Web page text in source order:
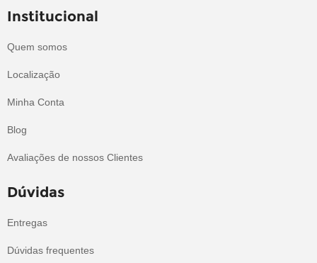
Institucional
Quem somos
Localização
Minha Conta
Blog
Avaliações de nossos Clientes
Dúvidas
Entregas
Dúvidas frequentes